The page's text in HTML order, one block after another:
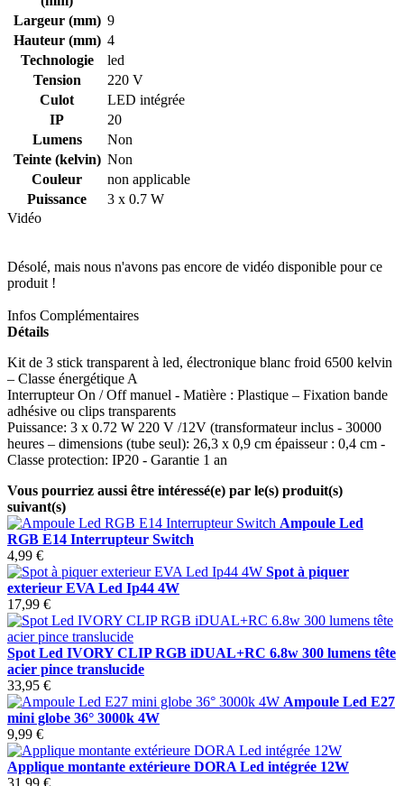
Largeur (mm) 9
Hauteur (mm) 4
Technologie
led
Tension
220 V
Culot
LED intégrée
IP
20
Lumens
Non
Teinte (kelvin) Non
Couleur
non applicable
Puissance
3 x 0.7 W
Vidéo
Désolé, mais nous n'avons pas encore de vidéo disponible pour ce
produit !
Infos Complémentaires
Détails
Kit de 3 stick transparent à led, électronique blanc froid 6500 kelvin
– Classe énergétique A
Interrupteur On / Off manuel - Matière : Plastique – Fixation bande
adhésive ou clips transparents
Puissance: 3 x 0.72 W 220 V /12V (transformateur inclus - 30000
heures – dimensions (tube seul): 26,3 x 0,9 cm épaisseur : 0,4 cm -
Classe protection: IP20 - Garantie 1 an
Vous pourriez aussi être intéressé(e) par le(s) produit(s)
suivant(s)
Ampoule Led
RGB E14 Interrupteur Switch
4,99 €
Spot à piquer
exterieur EVA Led Ip44 4W
17,99 €
Spot Led IVORY CLIP RGB iDUAL+RC 6.8w 300 lumens tête
acier pince translucide
33,95 €
Ampoule Led E27
mini globe 36° 3000k 4W
9,99 €
Applique montante extérieure DORA Led intégrée 12W
31,99 €